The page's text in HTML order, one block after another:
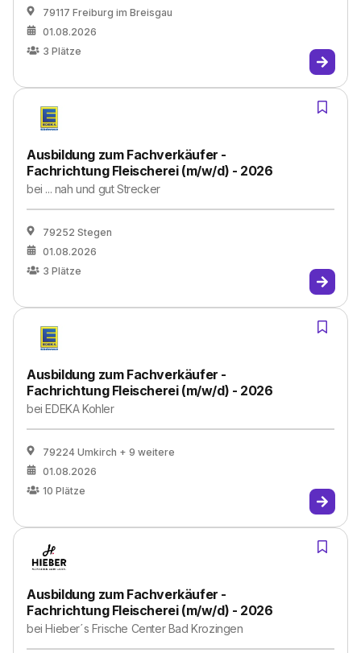
79117 Freiburg im Breisgau
01.08.2026
3 Plätze
Ausbildung zum Fachverkäufer -
Fachrichtung Fleischerei (m/w/d) - 2026
bei ... nah und gut Strecker
79252 Stegen
01.08.2026
3 Plätze
Ausbildung zum Fachverkäufer -
Fachrichtung Fleischerei (m/w/d) - 2026
beiEDEKA Kohler
79224 Umkirch + 9 weitere
01.08.2026
10 Plätze
Ausbildung zum Fachverkäufer -
Fachrichtung Fleischerei (m/w/d) - 2026
beiHieber´s Frische Center Bad Krozingen